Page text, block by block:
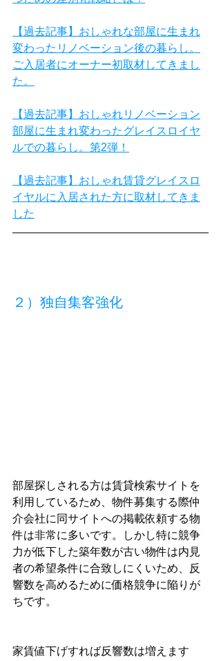
【過去記事】おしゃれな部屋に生まれ
変わったリノベーション後の暮らし。
ご入居者にオーナー初取材してきまし
た。
【過去記事】おしゃれリノベーション
部屋に生まれ変わったグレイスロイヤ
ルでの暮らし。第2弾！
【過去記事】おしゃれ賃貸グレイスロ
イヤルに入居された方に取材してきま
した
２）独自集客強化
部屋探しされる方は賃貸検索サイトを
利用しているため、物件募集する際仲
介会社に同サイトへの掲載依頼する物
件は非常に多いです。しかし特に競争
力が低下した築年数が古い物件は内見
者の希望条件に合致しにくいため、反
響数を高めるために価格競争に陥りが
ちです。
家賃値下げすれば反響数は増えます